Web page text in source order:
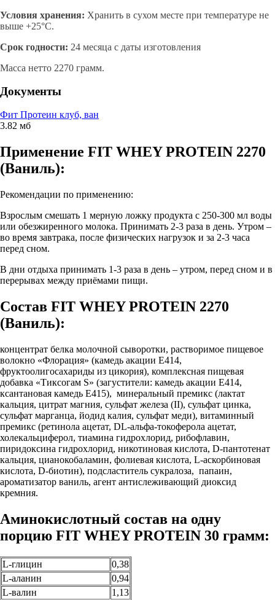
Условия хранения: Хранить в сухом месте при температуре не
выше +25°С.
Срок годности: 24 месяца с даты изготовления
Масса нетто 2270 грамм.
Документы
Фит Протеин клуб, ван
3.82 мб
Применение FIT WHEY PROTEIN 2270
(Ваниль):
Рекомендации по применению:
Взрослым смешать 1 мерную ложку продукта с 250-300 мл воды
или обезжиренного молока. Принимать 2-3 раза в день. Утром –
во время завтрака, после физических нагрузок и за 2-3 часа
перед сном.
В дни отдыха принимать 1-3 раза в день – утром, перед сном и в
перерывах между приёмами пищи.
Состав FIT WHEY PROTEIN 2270
(Ваниль):
концентрат белка молочной сыворотки, растворимое пищевое
волокно «Флорация» (камедь акации E414,
фруктоолигосахариды из цикория), комплексная пищевая
добавка «Тиксогам S» (загустители: камедь акации E414,
ксантановая камедь E415), минеральный премикс (лактат
кальция, цитрат магния, сульфат железа (II), сульфат цинка,
сульфат марганца, йодид калия, сульфат меди), витаминный
премикс (ретинола ацетат, DL-альфа-токоферола ацетат,
холекальциферол, тиамина гидрохлорид, рибофлавин,
пиридоксина гидрохлорид, никотиновая кислота, D-пантотенат
кальция, цианокобаламин, фолиевая кислота, L-аскорбиновая
кислота, D-биотин), подсластитель сукралоза, папаин,
ароматизатор ваниль, агент антислеживающий диоксид
кремния.
Аминокислотный состав на одну
порцию FIT WHEY PROTEIN 30 грамм:
L-глицин
0,38
L-аланин
0,94
L-валин
1,13